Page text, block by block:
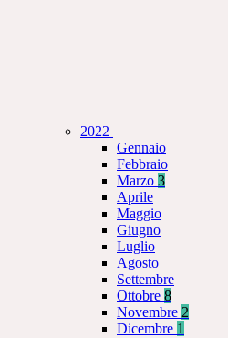
2022
Gennaio
Febbraio
Marzo 3
Aprile
Maggio
Giugno
Luglio
Agosto
Settembre
Ottobre 8
Novembre 2
Dicembre 1